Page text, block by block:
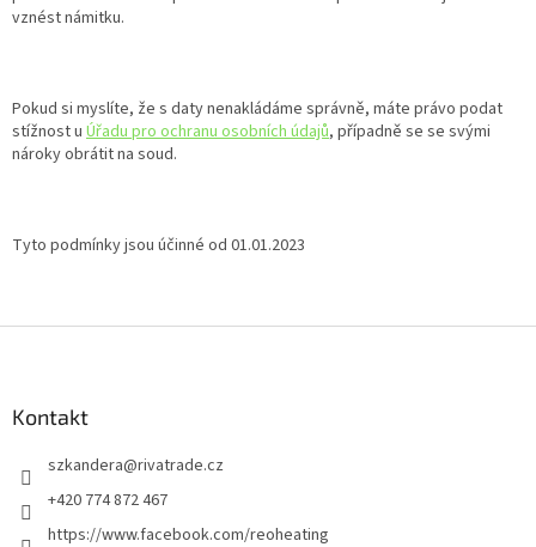
vznést námitku.
Pokud si myslíte, že s daty nenakládáme správně, máte právo podat
stížnost u Úřadu pro ochranu osobních údajů, případně se se svými
nároky obrátit na soud.
Tyto podmínky jsou účinné od 01.01.2023
Kontakt
szkandera@rivatrade.cz
+420 774 872 467
https://www.facebook.com/reoheating